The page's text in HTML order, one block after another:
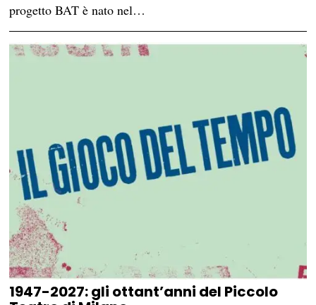
progetto BAT è nato nel…
1947-2027: gli ottant’anni del Piccolo